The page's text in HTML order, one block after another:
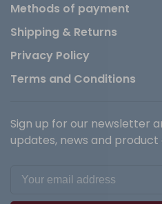
Methods of payment
Shipping & Returns
Privacy Policy
Terms and Conditions
Sign up for our newsletter
updates, news and